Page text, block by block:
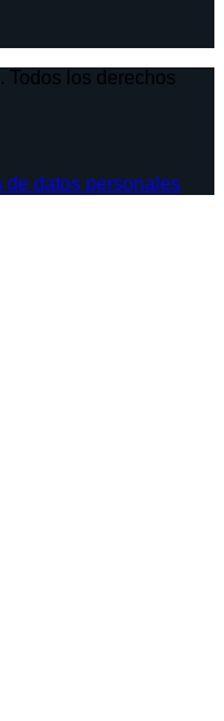
los derechos
de datos personales